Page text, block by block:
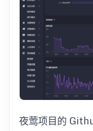
夜莺项目的